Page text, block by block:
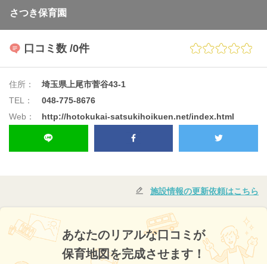
さつき保育園
口コミ数 /0件
住所：
埼玉県上尾市菅谷43-1
TEL：
048-775-8676
Web：
http://hotokukai-satsukihoikuen.net/index.html
施設情報の更新依頼はこちら
あなたのリアルな口コミが
保育地図を完成させます！